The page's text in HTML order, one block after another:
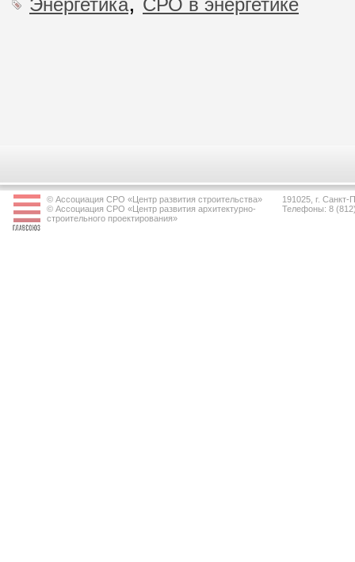
Энергетика СРО в энергетике
© Ассоциация СРО «Центр развития строительства»
© Ассоциация СРО «Центр развития архитектурно-
строительного проектирования»
191025, г.
Телефоны: 8